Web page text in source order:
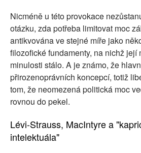
Nicméně u této provokace
otázku, zda potřeba limitovat moc
antikvována ve stejné míře jako
filozofické fundamenty, na nichž její
minulosti stálo. A je známo, že
přirozenoprávních koncepcí, totiž
tom, že neomezená politická moc
rovnou do pekel.
Lévi-Strauss, MacIntyre a
intelektuála"